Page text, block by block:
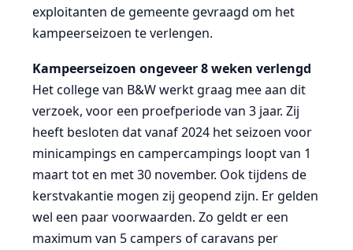
exploitanten de gemeente gevraagd om het
kampeerseizoen te verlengen.
Kampeerseizoen ongeveer 8 weken verlengd
Het college van B&W werkt graag mee aan dit
verzoek, voor een proefperiode van 3 jaar. Zij
heeft besloten dat vanaf 2024 het seizoen voor
minicampings en campercampings loopt van 1
maart tot en met 30 november. Ook tijdens de
kerstvakantie mogen zij geopend zijn. Er gelden
wel een paar voorwaarden. Zo geldt er een
maximum van 5 campers of caravans per